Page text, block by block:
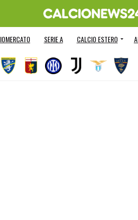
SERIE A CALCIO ESTERO